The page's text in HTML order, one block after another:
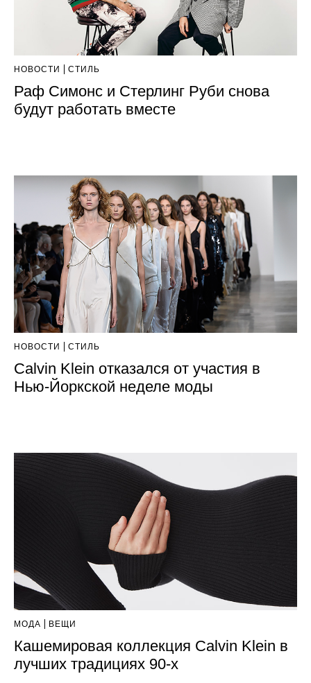
НОВОСТИ СТИЛЬ
Раф Симонс и Стерлинг Руби снова
будут работать вместе
НОВОСТИ СТИЛЬ
Calvin Klein отказался от участия в
Нью-Йоркской неделе моды
МОДА ВЕЩИ
Кашемировая коллекция Calvin Klein в
лучших традициях 90-х